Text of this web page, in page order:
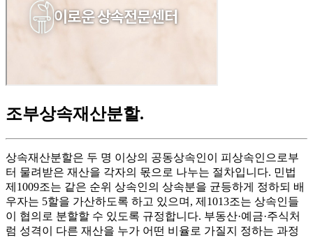
조부상속재산분할.
상속재산분할은 두 명 이상의 공동상속인이 피상속인으로부
터 물려받은 재산을 각자의 몫으로 나누는 절차입니다. 민법
제1009조는 같은 순위 상속인의 상속분을 균등하게 정하되 배
우자는 5할을 가산하도록 하고 있으며, 제1013조는 상속인들
이 협의로 분할할 수 있도록 규정합니다. 부동산·예금·주식처
럼 성격이 다른 재산을 누가 어떤 비율로 가질지 정하는 과정